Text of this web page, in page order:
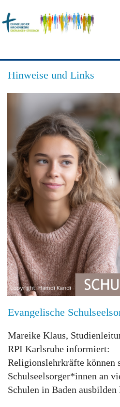
Hinweise und Links
Evangelische
Mareike Klaus,
RPI Karlsruhe informiert:
Religionslehrkräfte können
Schulseelsorger*innen an
Schulen in Baden ausbilden